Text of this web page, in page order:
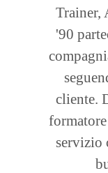
Trainer,
'90
cliente.
servizio